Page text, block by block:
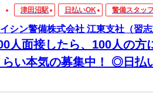
津田沼駅 日払いOK 警備スタッフ
シン警備株式会社 江東支社（習志
人面接したら、100人の
らい本気の募集中！ ◎日払